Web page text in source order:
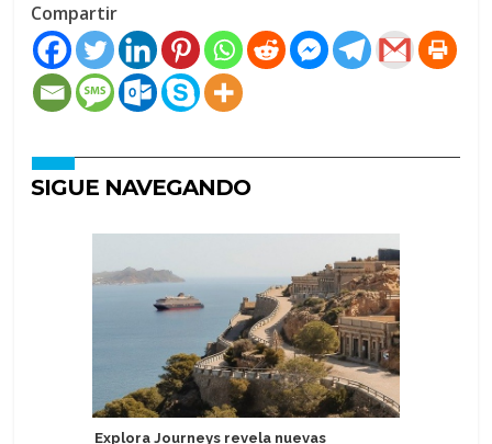
Compartir
SIGUE NAVEGANDO
Explora Journeys revela nuevas